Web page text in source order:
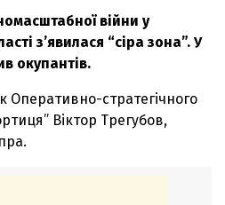
війни у
з’явилася “сіра зона”. У
окупантів.
Оперативно-стратегічного
Віктор Трегубов,